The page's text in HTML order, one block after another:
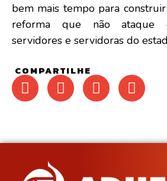
bem mais tempo para
reforma que não ataque
servidores e servidoras do
COMPARTILHE